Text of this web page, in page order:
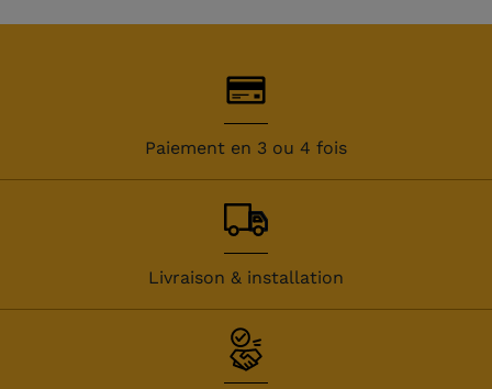
Paiement en 3 ou 4 fois
Livraison & installation